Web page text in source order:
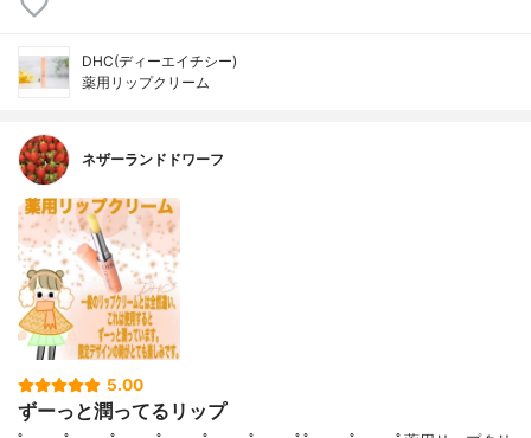
DHC(ディーエイチシー)
薬用リップクリーム
ネザーランドドワーフ
5.00
ずーっと潤ってるリップ